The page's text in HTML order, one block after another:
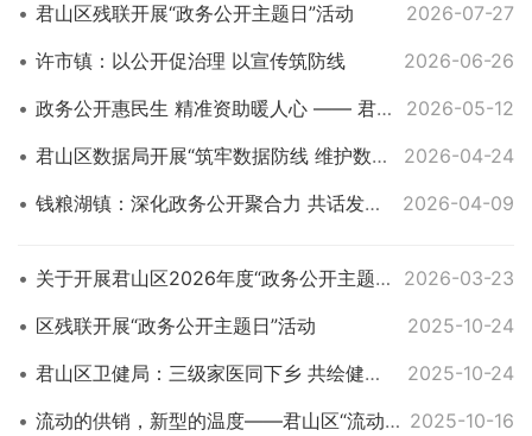
君山区残联开展“政务公开主题日”活动
2026-07-27
许市镇：以公开促治理 以宣传筑防线
2026-06-26
政务公开惠民生 精准资助暖人心 —— 君山区教育局以 “政务公开日” 为载体召开 2026 年春季学生资助政策解读暨业务培训会
2026-05-12
​君山区数据局开展“筑牢数据防线 维护数据安全”政务公开主题日活动
2026-04-24
钱粮湖镇：深化政务公开聚合力 共话发展谱新篇
2026-04-09
关于开展君山区2026年度“政务公开主题月”活动的通知
2026-03-23
区残联开展“政务公开主题日”活动
2025-10-24
君山区卫健局：三级家医同下乡 共绘健康“同心圆”
2025-10-24
流动的供销，新型的温度——君山区“流动供销”激活城乡融合新动能 2025-10-16